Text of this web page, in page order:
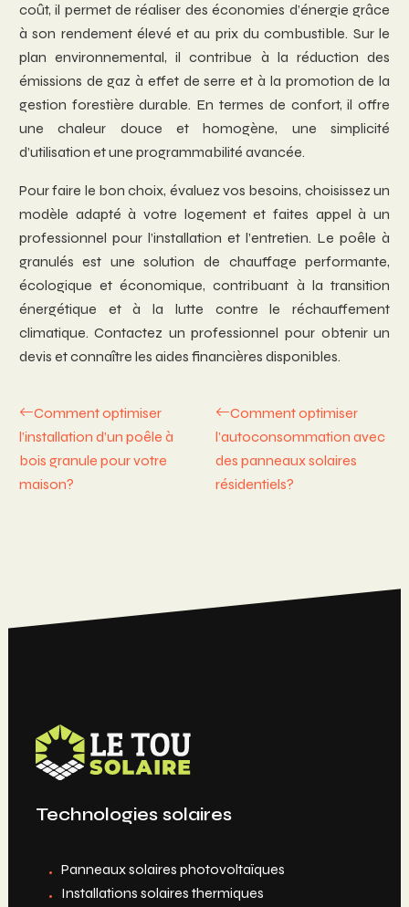
coût, il permet de réaliser des économies d’énergie grâce
à son rendement élevé et au prix du combustible. Sur le
plan environnemental, il contribue à la réduction des
émissions de gaz à effet de serre et à la promotion de la
gestion forestière durable. En termes de confort, il offre
une chaleur douce et homogène, une simplicité
d’utilisation et une programmabilité avancée.
Pour faire le bon choix, évaluez vos besoins, choisissez un
modèle adapté à votre logement et faites appel à un
professionnel pour l’installation et l’entretien. Le poêle à
granulés est une solution de chauffage performante,
écologique et économique, contribuant à la transition
énergétique et à la lutte contre le réchauffement
climatique. Contactez un professionnel pour obtenir un
devis et connaître les aides financières disponibles.
Comment optimiser
l’installation d’un poêle à
bois granule pour votre
maison?
Comment optimiser
l’autoconsommation avec
des panneaux solaires
résidentiels?
Technologies solaires
Panneaux solaires photovoltaïques
Installations solaires thermiques